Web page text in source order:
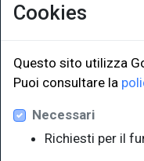
LINK ISTITUZIONALI
Università degli Studi di
Sistema Bibliotecario
Cookies
Questo sito utilizza
Puoi consultare la
Necessari
Richiesti per il